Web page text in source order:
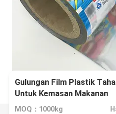
Gulungan Film Plastik
Untuk Kemasan Makanan
MOQ：1000kg